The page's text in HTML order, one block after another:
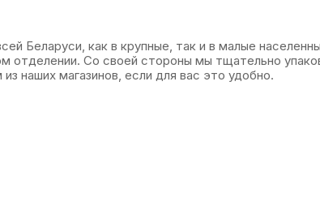
Беларуси, как в крупные, так и в малые
отделении. Со своей стороны мы тщательно
наших магазинов, если для вас это удобно.